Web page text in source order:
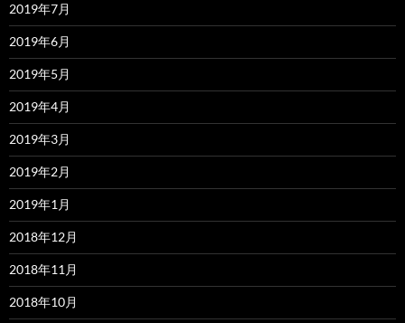
2019年7月
2019年6月
2019年5月
2019年4月
2019年3月
2019年2月
2019年1月
2018年12月
2018年11月
2018年10月